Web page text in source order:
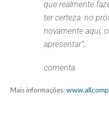
que realmente
ter certeza: no
novamente aqui,
apresentar”,
comenta.
Mais informações: